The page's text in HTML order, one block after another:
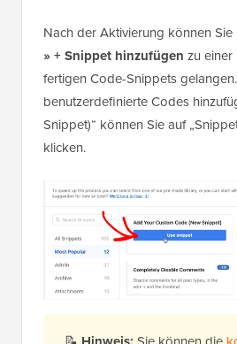
Nach der Aktivierung können Sie
» + Snippet hinzufügen zu
fertigen Code-Snippets
benutzerdefinierte Codes
Snippet)“ können Sie auf
klicken.